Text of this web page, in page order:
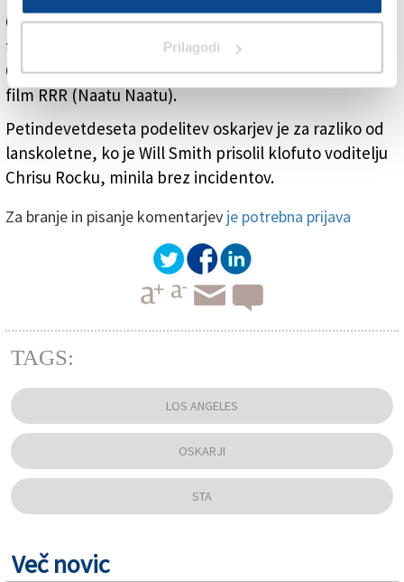
Prilagodi
Oskarja za celovečerni animirani film je po prejšnjih
treh za igrane filme prejel Guillermo del Toro za
Ostržka, oskar za izvirno pesem pa je šel v Indijo za
film RRR (Naatu Naatu).
Petindevetdeseta podelitev oskarjev je za razliko od
lanskoletne, ko je Will Smith prisolil klofuto voditelju
Chrisu Rocku, minila brez incidentov.
Za branje in pisanje komentarjev je potrebna prijava
TAGS:
LOS ANGELES
OSKARJI
STA
Več novic